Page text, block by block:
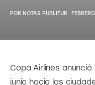
POR NOTAS PUBLITUR
Copa Airlines
junio hacia las